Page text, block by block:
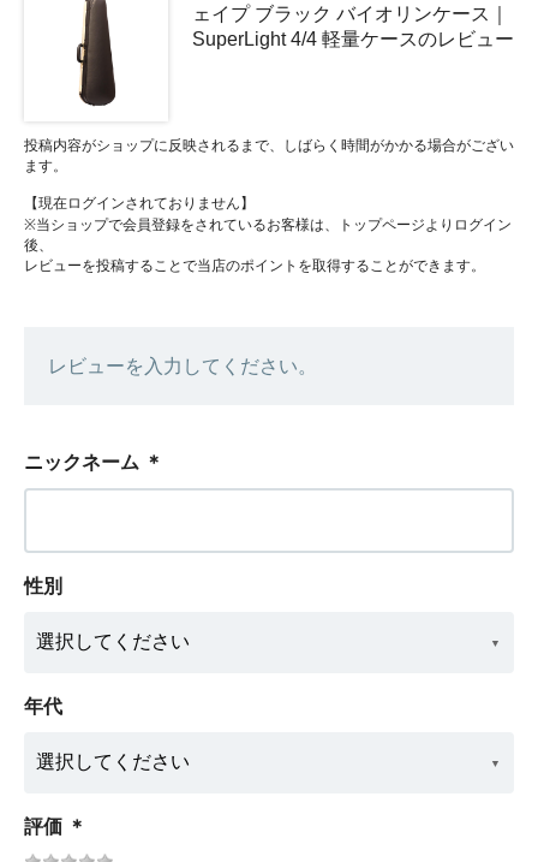
ェイプ ブラック バイオリンケース｜
SuperLight 4/4 軽量ケースのレビュー
投稿内容がショップに反映されるまで、しばらく時間がかかる場合がござい
ます。
【現在ログインされておりません】
※当ショップで会員登録をされているお客様は、トップページよりログイン
後、
レビューを投稿することで当店のポイントを取得することができます。
レビューを入力してください。
ニックネーム ＊
性別
年代
評価 ＊